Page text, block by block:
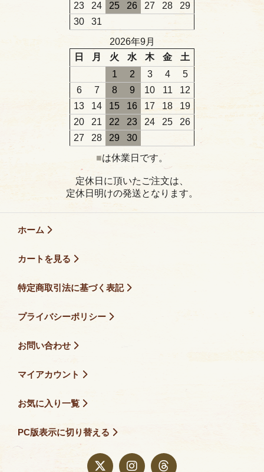
23
24 25 26 27 28
29
30
31
2026年9月
日
月 火 水 木 金
土
1
2 3 4
5
6
7 8 9 10 11
12
13
14 15 16 17 18
19
20
21 22 23 24 25
26
27
28 29
30
■は休業日です。
定休日に頂いたご注文は、
定休日明けの発送となります。
ホーム
カートを見る
特定商取引法に基づく表記
プライバシーポリシー
お問い合わせ
マイアカウント
お気に入り一覧
PC版表示に切り替える